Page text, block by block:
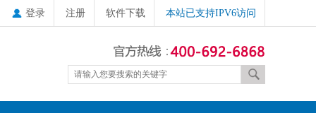
登录 注册 软件下载 本站已支持IPV6访问